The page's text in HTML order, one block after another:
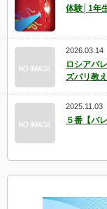
体験│1年
2026.03.14
ロシアバ
ズバリ教
2025.11.03
５番【バ